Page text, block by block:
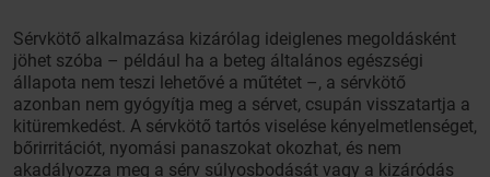
Sérvkötő alkalmazása kizárólag ideiglenes megoldásként
jöhet szóba – például ha a beteg általános egészségi
állapota nem teszi lehetővé a műtétet –, a sérvkötő
azonban nem gyógyítja meg a sérvet, csupán visszatartja a
kitüremkedést. A sérvkötő tartós viselése kényelmetlenséget,
bőrirritációt, nyomási panaszokat okozhat, és nem
akadályozza meg a sérv súlyosbodását vagy a kizáródás